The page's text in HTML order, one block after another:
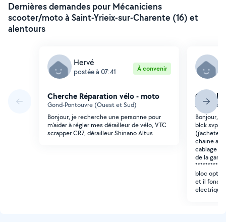
Dernières demandes pour Mécaniciens
scooter/moto à Saint-Yrieix-sur-Charente (16) et
alentours
Hervé
postée à 07:41 À convenir
Cherche Réparation vélo - moto
Gond-Pontouvre (Ouest et Sud)
Bonjour, je recherche une personne pour
m'aider à régler mes dérailleur de vélo, VTC
scrapper CR7, dérailleur Shinano Altus
Bonjour,
blck svp :
chaine a
cablage
de la
*********
bloc
et il
electrique